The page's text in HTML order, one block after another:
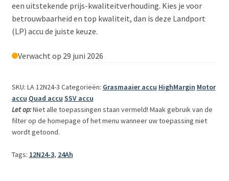
een uitstekende prijs-kwaliteitverhouding. Kies je voor
betrouwbaarheid en top kwaliteit, dan is deze Landport
(LP) accu de juiste keuze.
Verwacht op 29 juni 2026
SKU: LA 12N24-3 Categorieën: Grasmaaier accu HighMargin Motor
accu Quad accu SSV accu
Let op:Niet alle toepassingen staan vermeld! Maak gebruik van de
filter op de homepage of het menu wanneer uw toepassing niet
wordt getoond.
Tags: 12N24-3, 24Ah